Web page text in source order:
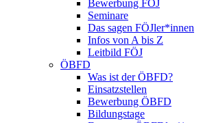
Bewerbung FÖJ
Seminare
Das sagen FÖJler*innen
Infos von A bis Z
Leitbild FÖJ
ÖBFD
Was ist der ÖBFD?
Einsatzstellen
Bewerbung ÖBFD
Bildungstage